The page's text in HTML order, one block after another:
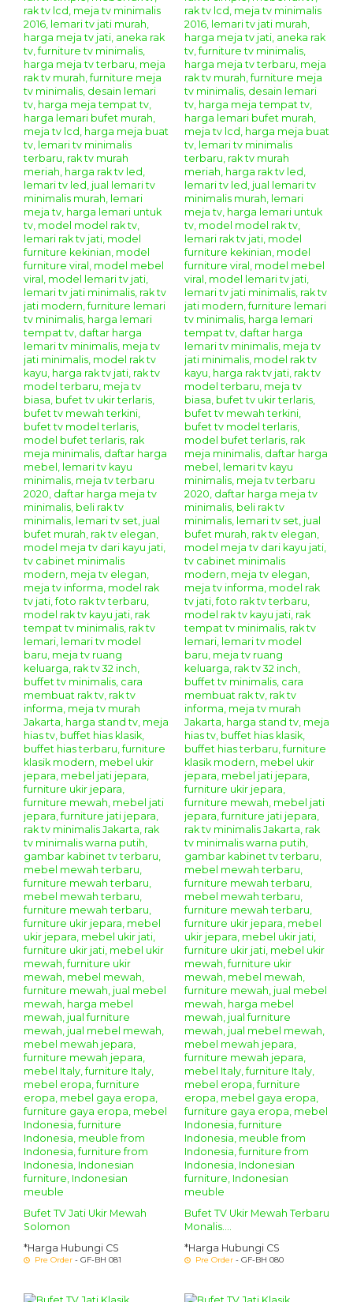
Bufet TV Jati Ukir Mewah
Solomon
*Harga Hubungi CS
Pre Order - GF-BH 081
Bufet TV Ukir Mewah Terbaru
Monalis....
*Harga Hubungi CS
Pre Order - GF-BH 080